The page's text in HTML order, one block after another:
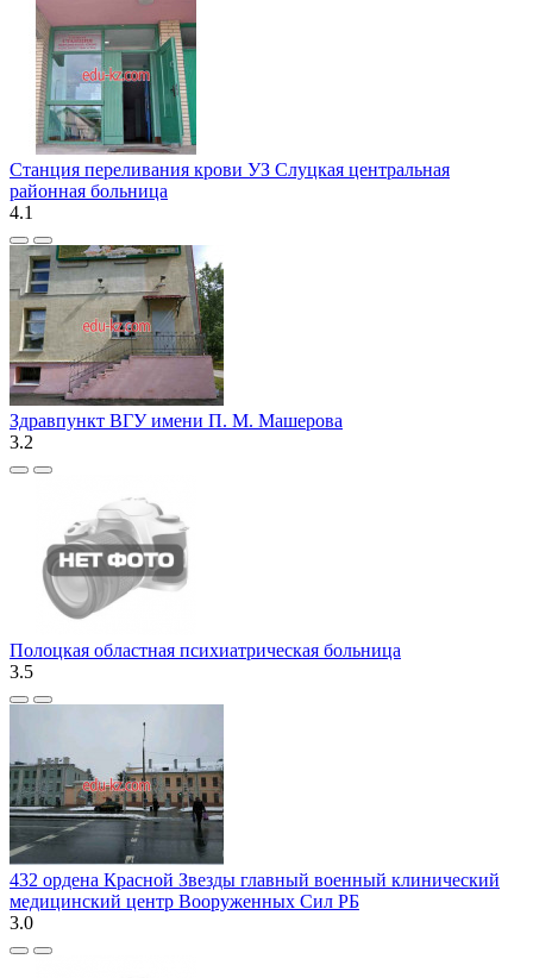
Станция переливания крови УЗ Слуцкая центральная
районная больница
4.1
Здравпункт ВГУ имени П. М. Машерова
3.2
Полоцкая областная психиатрическая больница
3.5
432 ордена Красной Звезды главный военный клинический
медицинский центр Вооруженных Сил РБ
3.0